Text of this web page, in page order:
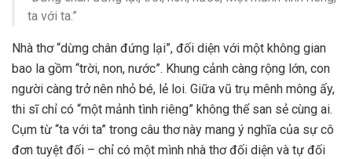
ta với ta.”
Nhà thơ “dừng chân đứng lại”, đối diện với một không gian
bao la gồm “trời, non, nước”. Khung cảnh càng rộng lớn, con
người càng trở nên nhỏ bé, lẻ loi. Giữa vũ trụ mênh mông ấy,
thi sĩ chỉ có “một mảnh tình riêng” không thể san sẻ cùng ai.
Cụm từ “ta với ta” trong câu thơ này mang ý nghĩa của sự cô
đơn tuyệt đối – chỉ có một mình nhà thơ đối diện và tự đối